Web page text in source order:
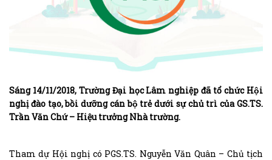
Sáng 14/11/2018, Trường Đại học Lâm nghiệp đã tổ chức Hội
nghị đào tạo, bồi dưỡng cán bộ trẻ dưới sự chủ trì của GS.TS.
Trần Văn Chứ – Hiệu trưởng Nhà trường.
Tham dự Hội nghị có PGS.TS. Nguyễn Văn Quân – Chủ tịch